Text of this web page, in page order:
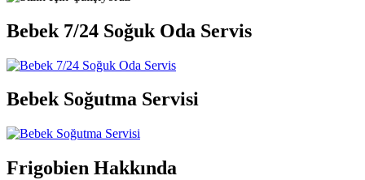
Bebek 7/24 Soğuk Oda Servis
Bebek Soğutma Servisi
Frigobien Hakkında